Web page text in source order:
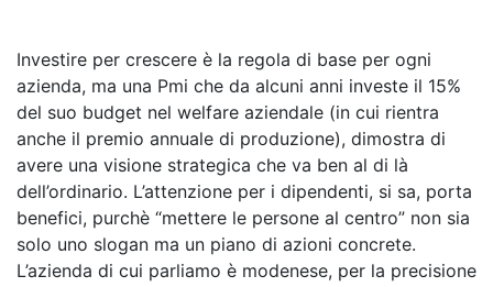
Investire per crescere è la regola di base per ogni
azienda, ma una Pmi che da alcuni anni investe il 15%
del suo budget nel welfare aziendale (in cui rientra
anche il premio annuale di produzione), dimostra di
avere una visione strategica che va ben al di là
dell’ordinario. L’attenzione per i dipendenti, si sa, porta
benefici, purchè “mettere le persone al centro” non sia
solo uno slogan ma un piano di azioni concrete.
L’azienda di cui parliamo è modenese, per la precisione